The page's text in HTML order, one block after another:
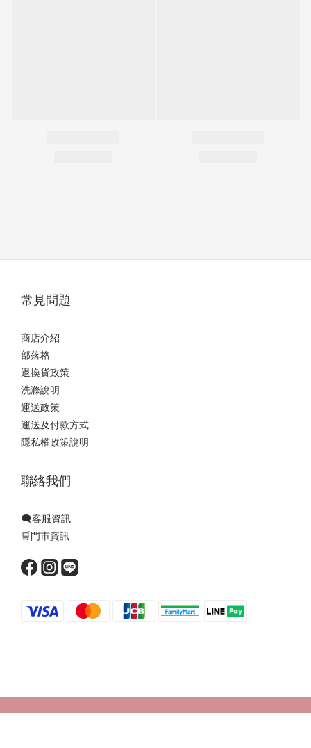
常見問題
商店介紹
部落格
退換貨政策
洗滌說明
運送政策
運送及付款方式
隱私權政策說明
聯絡我們
🗨️客服資訊
🛒門市資訊